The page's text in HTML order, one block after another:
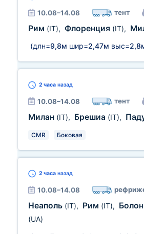
10.08–14.08 тент
Рим (IT), Флоренция (IT),
(длн=9,8м шир=2,47м выс=
2 часа назад
10.08–14.08 тент
Милан (IT), Брешиа (IT),
CMR Боковая
2 часа назад
10.08–14.08
Неаполь (IT), Рим (IT),
(UA)